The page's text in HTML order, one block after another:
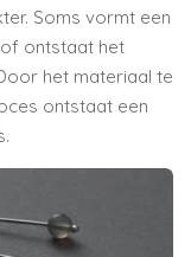
Soms vormt een
ontstaat het
het materiaal te
ontstaat een